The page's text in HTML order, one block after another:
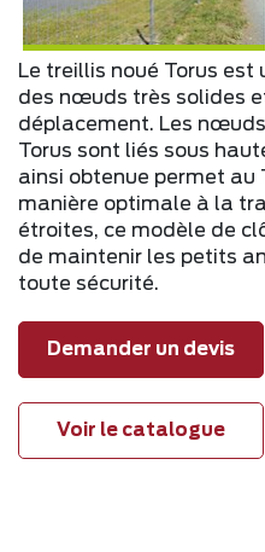
Le treillis noué Torus
des nœuds très solides
déplacement. Les
Torus sont liés sous
ainsi obtenue permet au
manière optimale à la
étroites, ce modèle de
de maintenir les petits
toute sécurité.
Demander un devis
Voir le catalogue